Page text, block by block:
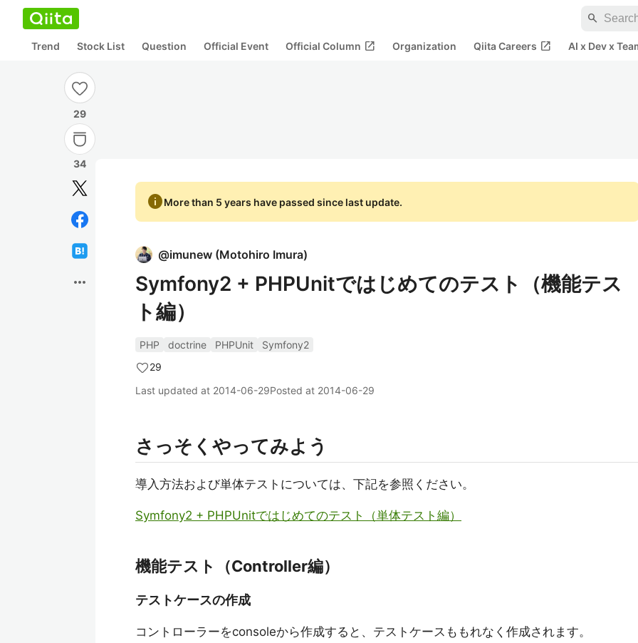
search
Trend Stock List Question Official Event Official Column open_in_new Organization Qiita Careers open_in_new AI x Dev x
29
34
more_horiz
infoMore than 5 years have passed since last update.
@imunew (Motohiro Imura)
Symfony2 + PHPUnitではじめてのテスト（機能テス
ト編）
PHP doctrine PHPUnit
Symfony2
29
Last updated at 2014-06-29Posted at 2014-06-29
さっそくやってみよう
導入方法および単体テストについては、下記を参照ください。
Symfony2 + PHPUnitではじめてのテスト（単体テスト編）
機能テスト（Controller編）
テストケースの作成
コントローラーをconsoleから作成すると、テストケースももれなく作成されます。